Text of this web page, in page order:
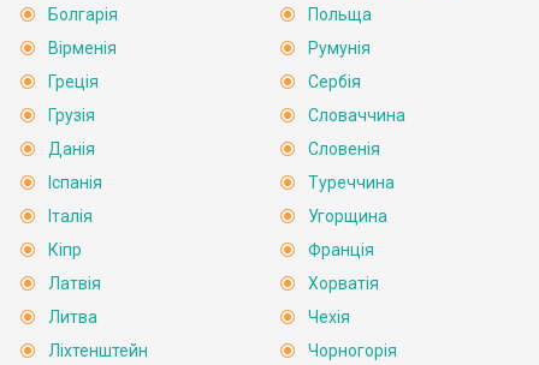
Болгарія
Вірменія
Греція
Грузія
Данія
Іспанія
Італія
Кіпр
Латвія
Литва
Ліхтенштейн
Польща
Румунія
Сербія
Словаччина
Словенія
Туреччина
Угорщина
Франція
Хорватія
Чехія
Чорногорія